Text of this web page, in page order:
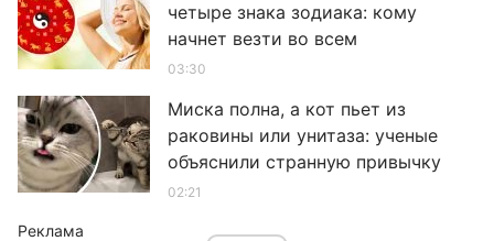
четыре знака зодиака: кому
начнет везти во всем
03:30
Миска полна, а кот пьет из
раковины или унитаза: ученые
объяснили странную привычку
02:21
Реклама